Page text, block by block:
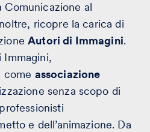
Comunicazione al
ricopre la carica di
Autori di Immagini.
Immagini,
come associazione
senza scopo di
e dell’animazione. Da